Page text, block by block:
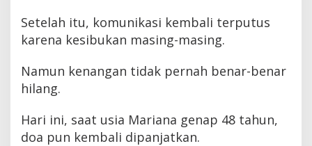
Setelah itu, komunikasi kembali terputus
karena kesibukan masing-masing.
Namun kenangan tidak pernah benar-benar
hilang.
Hari ini, saat usia Mariana genap 48 tahun,
doa pun kembali dipanjatkan.